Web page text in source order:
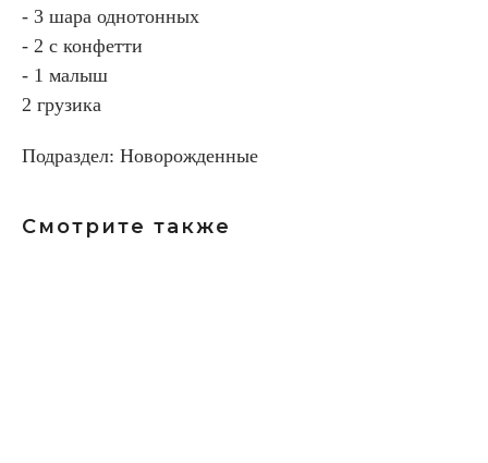
- 3 шара однотонных
- 2 с конфетти
- 1 малыш
2 грузика
Подраздел: Новорожденные
Смотрите также